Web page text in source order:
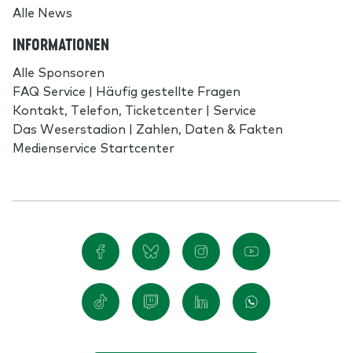
Alle News
INFORMATIONEN
Alle Sponsoren
FAQ Service | Häufig gestellte Fragen
Kontakt, Telefon, Ticketcenter | Service
Das Weserstadion | Zahlen, Daten & Fakten
Medienservice Startcenter